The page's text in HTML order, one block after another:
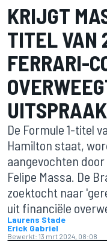
KRIJGT
TITEL VAN
FERRARI-
De Formule 1-titel
Hamilton staat,
aangevochten
Felipe Massa. De
zoektocht naar
uit financiële
Laurens Stade
Erick Gabriel
Bewerkt: 13 mrt 2024, 08:08